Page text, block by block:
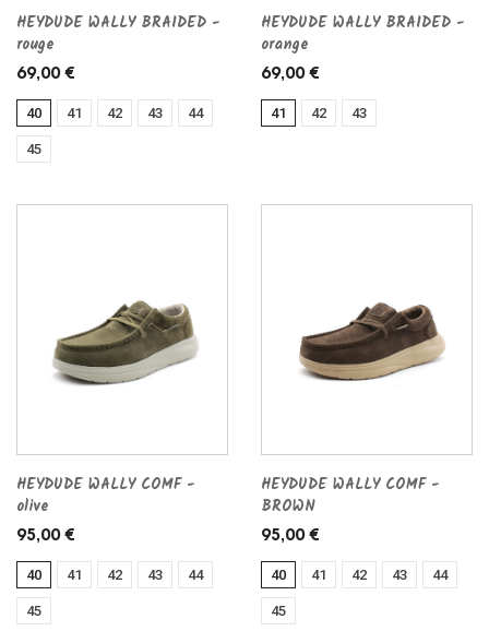
HEYDUDE WALLY BRAIDED -
rouge
69,00 €
40 41 42 43 44
45
HEYDUDE WALLY BRAIDED -
orange
69,00 €
41 42 43
HEYDUDE WALLY COMF -
olive
95,00 €
40 41 42 43 44
45
HEYDUDE WALLY COMF -
BROWN
95,00 €
40 41 42 43 44
45